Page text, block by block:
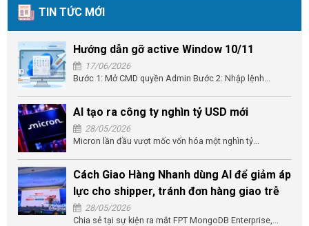
TIN TỨC MỚI
Hướng dẫn gỡ active Window 10/11
17/06/2026
Bước 1: Mở CMD quyền Admin Bước 2: Nhập lệnh...
AI tạo ra công ty nghìn tỷ USD mới
28/05/2026
Micron lần đầu vượt mốc vốn hóa một nghìn tỷ...
Cách Giao Hàng Nhanh dùng AI để giảm áp
lực cho shipper, tránh đơn hàng giao trễ
28/05/2026
Chia sẻ tại sự kiện ra mắt FPT MongoDB Enterprise,...